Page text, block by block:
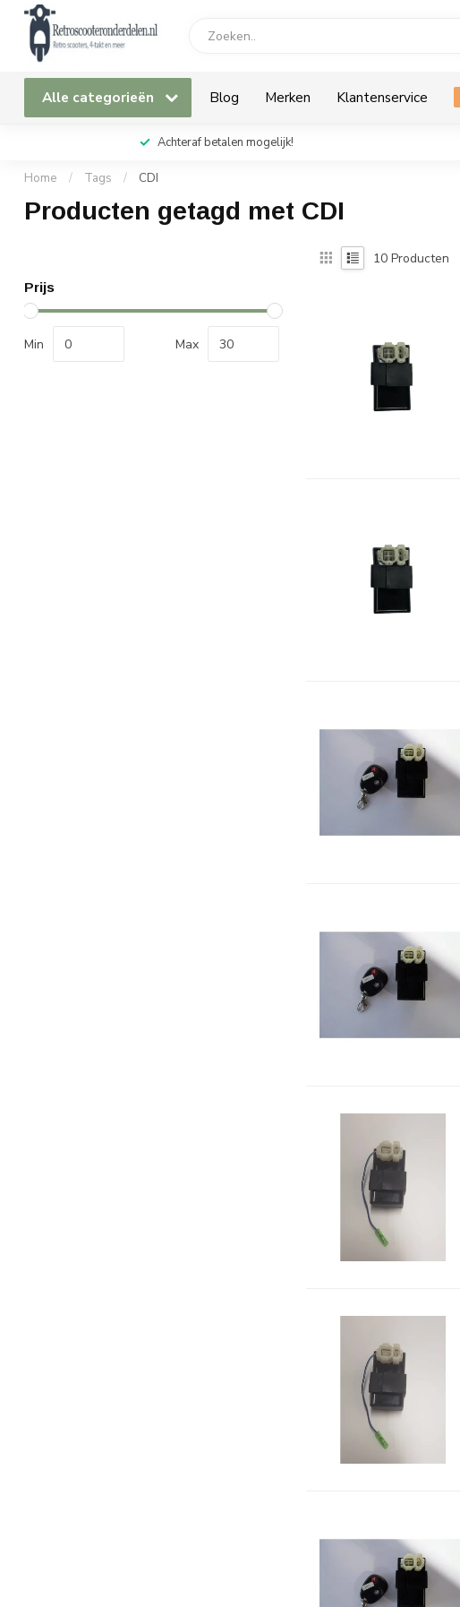
Alle categorieën Blog Merken Klantenservice
Achteraf betalen mogelijk!
Home / Tags / CDI
Producten getagd met CDI
Prijs
Min Max
10 Producten